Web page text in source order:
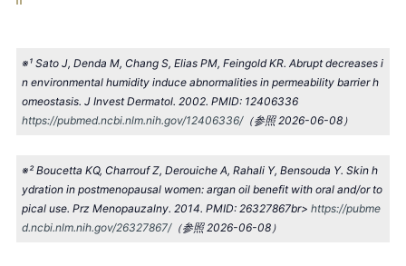
※¹ Sato J, Denda M, Chang S, Elias PM, Feingold KR. Abrupt decreases i
n environmental humidity induce abnormalities in permeability barrier h
omeostasis. J Invest Dermatol. 2002. PMID: 12406336
https://pubmed.ncbi.nlm.nih.gov/12406336/（参照 2026-06-08）
※² Boucetta KQ, Charrouf Z, Derouiche A, Rahali Y, Bensouda Y. Skin h
ydration in postmenopausal women: argan oil benefit with oral and/or to
pical use. Prz Menopauzalny. 2014. PMID: 26327867br>https://pubme
d.ncbi.nlm.nih.gov/26327867/（参照 2026-06-08）